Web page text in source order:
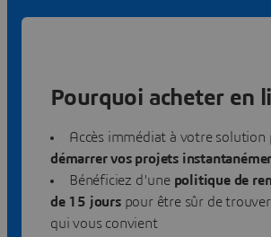
Pourquoi acheter en
Accès immédiat à votre solution
démarrer vos projets
Bénéficiez d'une politique de
de 15 jourspour être sûr de trouver
qui vous convient